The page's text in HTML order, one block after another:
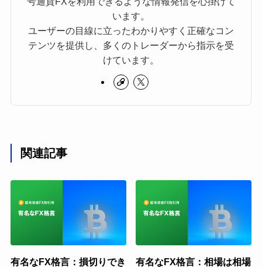
います。
ユーザーの目線に立ったわかりやすく正確なコン
テンツを提供し、多くのトレーダーから指示を受
けています。
関連記事
有名なFX格言：損切りでき
有名なFX格言：相場は相場